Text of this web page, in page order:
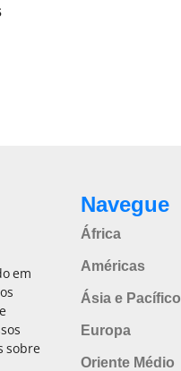
em
sobre
Navegue
África
Américas
Ásia e Pacífico
Europa
Oriente Médio